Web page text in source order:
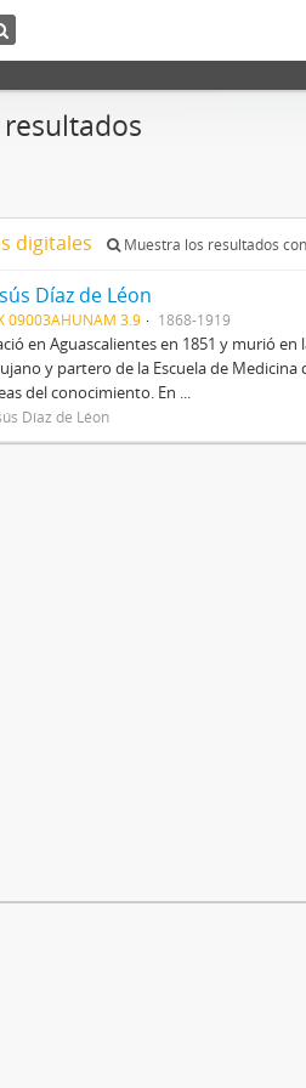
digitales Muestra los resultados
Díaz de Léon
09003AHUNAM 3.9 1868-1919
en Aguascalientes en 1851 y murió
y partero de la Escuela de
del conocimiento. En ...
Díaz de Léon